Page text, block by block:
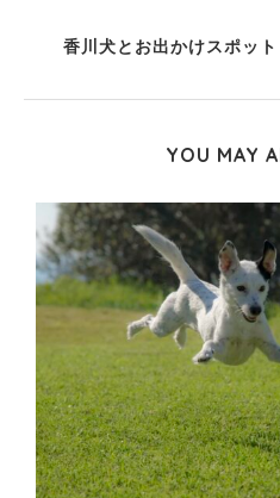
香川犬とお出かけスポッ
YOU MAY